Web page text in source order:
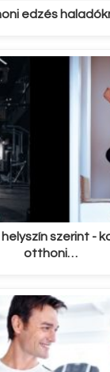
edzés
szerint -
otthoni…